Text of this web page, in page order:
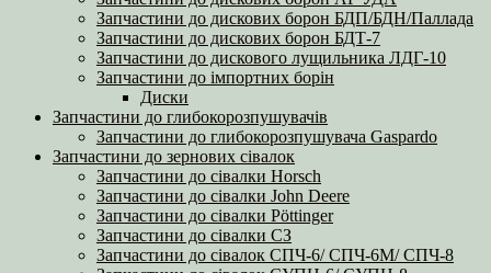
Запчастини до дискових борон БДП/БДН/Паллада
Запчастини до дискових борон БДТ-7
Запчастини до дискового лущильника ЛДГ-10
Запчастини до імпортних борін
Диски
Запчастини до глибокорозпушувачів
Запчастини до глибокорозпушувача Gaspardo
Запчастини до зернових сівалок
Запчастини до сівалки Horsch
Запчастини до сівалки John Deere
Запчастини до сівалки Pöttinger
Запчастини до сівалки СЗ
Запчастини до сівалок СПЧ-6/ СПЧ-6М/ СПЧ-8